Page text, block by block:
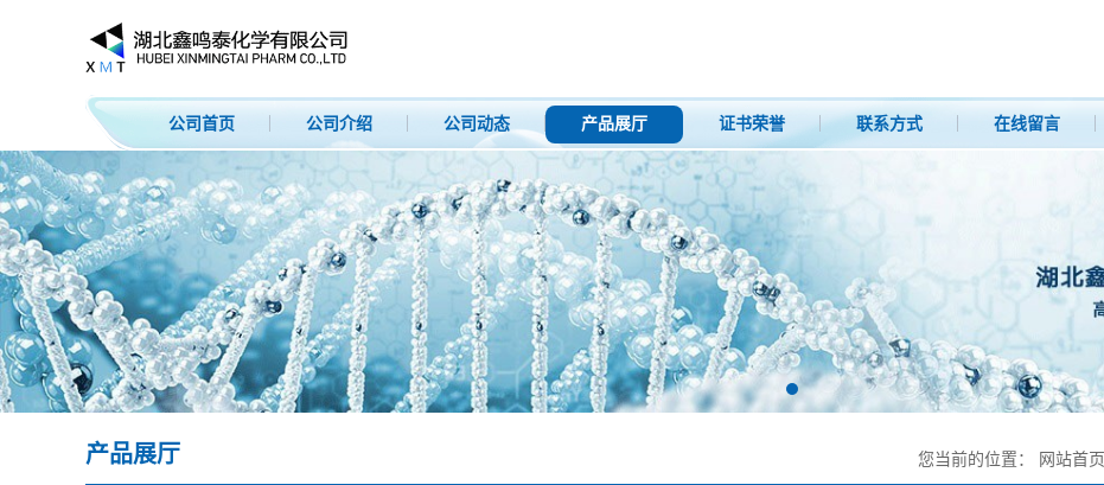
公司首页 公司介绍 公司动态 产品展厅 证书荣誉 联系方式 在线留言
产品展厅 您当前的位置： 网站首页